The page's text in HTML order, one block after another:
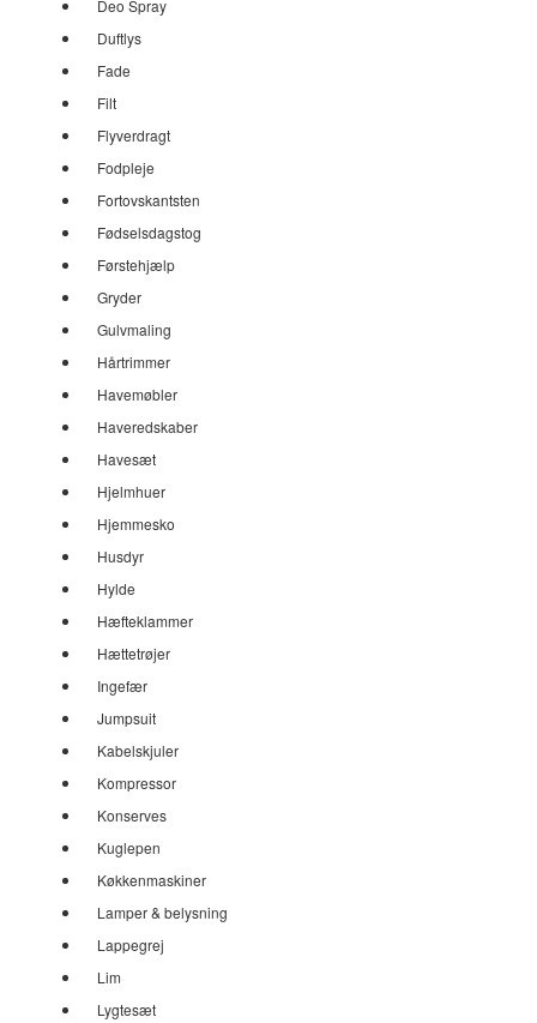
Deo Spray
Duftlys
Fade
Filt
Flyverdragt
Fodpleje
Fortovskantsten
Fødselsdagstog
Førstehjælp
Gryder
Gulvmaling
Hårtrimmer
Havemøbler
Haveredskaber
Havesæt
Hjelmhuer
Hjemmesko
Husdyr
Hylde
Hæfteklammer
Hættetrøjer
Ingefær
Jumpsuit
Kabelskjuler
Kompressor
Konserves
Kuglepen
Køkkenmaskiner
Lamper & belysning
Lappegrej
Lim
Lygtesæt